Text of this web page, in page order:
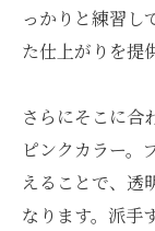
っかりと練習し
た仕上がりを提
さらにそこに合
ピンクカラー。
えることで、透
なります。派手